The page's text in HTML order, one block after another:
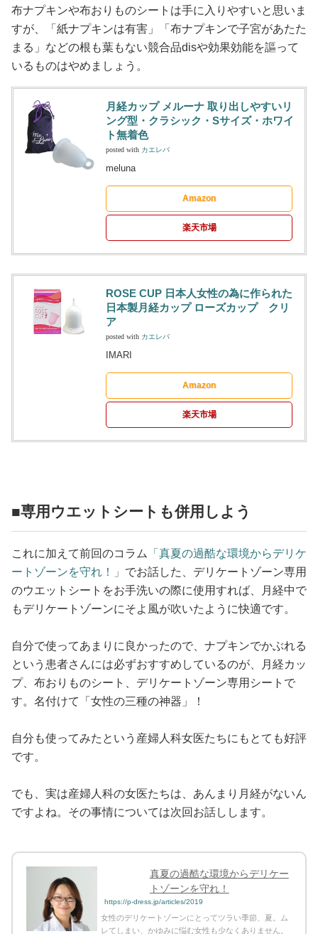
布ナプキンや布おりものシートは手に入りやすいと思いま
すが、「紙ナプキンは有害」「布ナプキンで子宮があたた
まる」などの根も葉もない競合品disや効果効能を謳って
いるものはやめましょう。
月経カップ メルーナ 取り出しやすいリ
ング型・クラシック・Sサイズ・ホワイ
ト無着色
posted with カエレバ
meluna
Amazon
楽天市場
ROSE CUP 日本人女性の為に作られた
日本製月経カップ ローズカップ クリ
ア
posted with カエレバ
IMARI
Amazon
楽天市場
■専用ウエットシートも併用しよう
これに加えて前回のコラム
「真夏の過酷な環境からデリケ
ートゾーンを守れ！」 でお話した、デリケートゾーン専用
のウエットシートをお手洗いの際に使用すれば、月経中で
もデリケートゾーンにそよ風が吹いたように快適です。
自分で使ってあまりに良かったので、ナプキンでかぶれる
という患者さんには必ずおすすめしているのが、月経カッ
プ、布おりものシート、デリケートゾーン専用シートで
す。名付けて「女性の三種の神器」！
自分も使ってみたという産婦人科女医たちにもとても好評
です。
でも、実は産婦人科の女医たちは、あんまり月経がないん
ですよね。その事情については次回お話しします。
真夏の過酷な環境からデリケー
トゾーンを守れ！
https://p-dress.jp/articles/2019
女性のデリケートゾーンにとってツラい季節、夏。ム
レてしまい、かゆみに悩む女性も少なくありません。